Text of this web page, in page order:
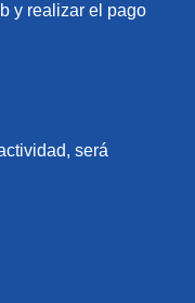
y realizar el pago
será